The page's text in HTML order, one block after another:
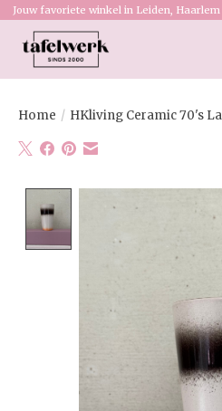
Jouw favoriete winkel in Leiden,
Home / HKliving Ceramic 70's